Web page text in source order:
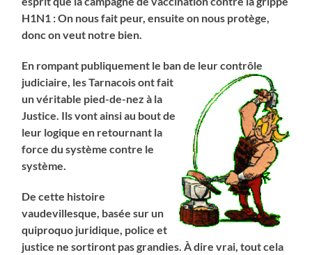
H1N1 : On nous fait peur, ensuite on nous protège,
donc on veut notre bien.
En rompant publiquement le bande leur contrôle
judiciaire, les Tarnacois ont fait
un véritable pied-de-nez à la
Justice. Ils vont ainsi au bout de
leur logique en retournant la
force du système contre le
système.
De cette histoire
vaudevillesque, basée sur un
quiproquo juridique, police et
justice ne sortiront pas grandies. À dire vrai, tout cela